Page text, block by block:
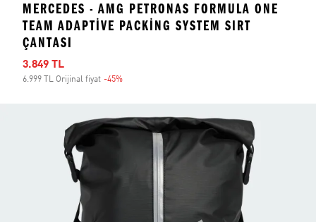
MERCEDES - AMG PETRONAS FORMULA ONE
TEAM ADAPTIVE PACKING SYSTEM SIRT
ÇANTASI
İndirimli fiyat
3.849 TL
6.999 TL Orijinal fiyat -45%